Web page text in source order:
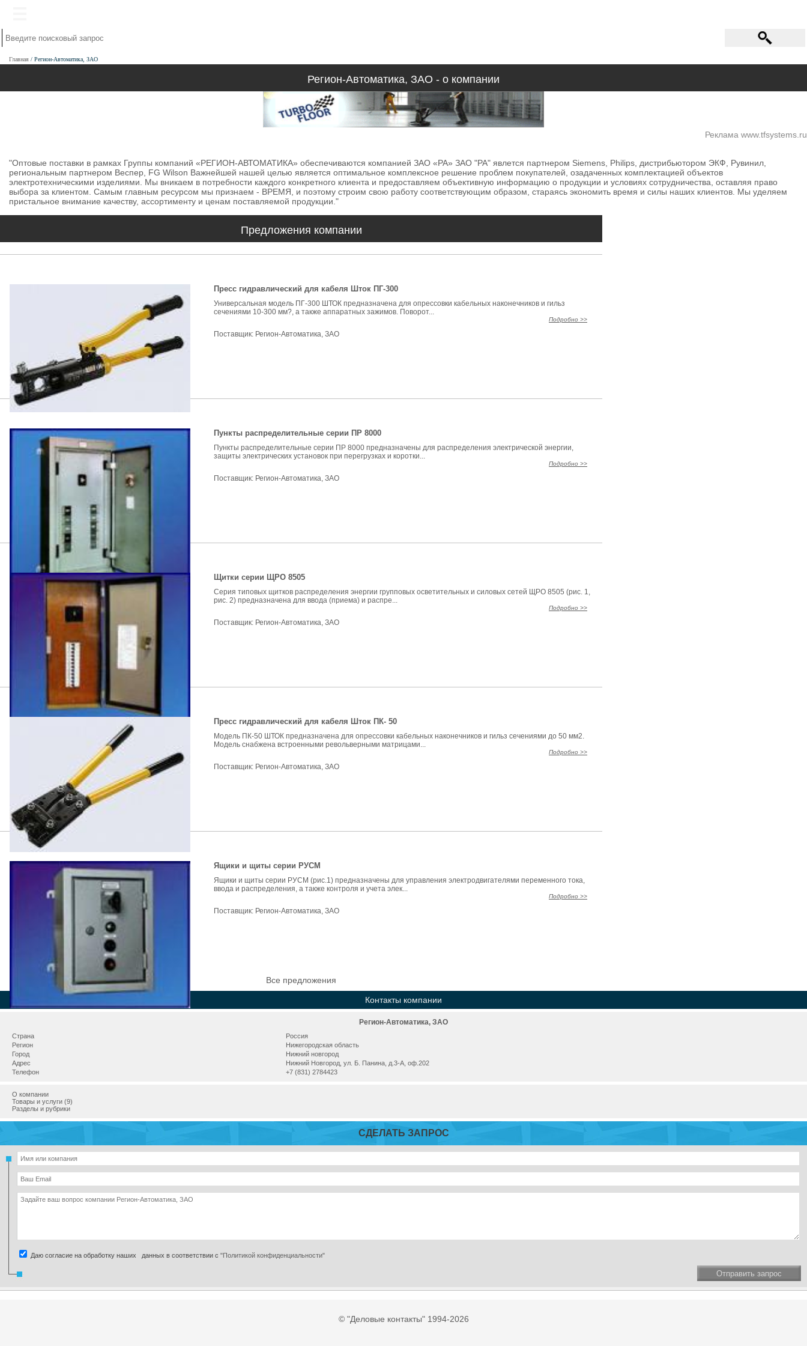
Главная Регион-Автоматика, ЗАО
Регион-Автоматика, ЗАО - о компании
Реклама www.tfsystems.ru
"Оптовые поставки в рамках Группы компаний «РЕГИОН-АВТОМАТИКА» обеспечиваются компанией ЗАО «РА» ЗАО "РА" явлется партнером Siemens, Philips, дистрибьютором ЭКФ, Рувинил,
региональным партнером Веспер, FG Wilson Важнейшей нашей целью является оптимальное комплексное решение проблем покупателей, озадаченных комплектацией объектов
электротехническими изделиями. Мы вникаем в потребности каждого конкретного клиента и предоставляем объективную информацию о продукции и условиях сотрудничества, оставляя право
выбора за клиентом. Самым главным ресурсом мы признаем - ВРЕМЯ, и поэтому строим свою работу соответствующим образом, стараясь экономить время и силы наших клиентов. Мы уделяем
пристальное внимание качеству, ассортименту и ценам поставляемой продукции."
Предложения компании
Пресс гидравлический для кабеля Шток ПГ-300
Универсальная модель ПГ-300 ШТОК предназначена для опрессовки кабельных наконечников и гильз
сечениями 10-300 мм?, а также аппаратных зажимов. Поворот...
Подробно >>
Поставщик: Регион-Автоматика, ЗАО
Пункты распределительные серии ПР 8000
Пункты распределительные серии ПР 8000 предназначены для распределения электрической энергии,
защиты электрических установок при перегрузках и коротки...
Подробно >>
Поставщик: Регион-Автоматика, ЗАО
Щитки серии ЩРО 8505
Серия типовых щитков распределения энергии групповых осветительных и силовых сетей ЩРО 8505 (рис. 1,
рис. 2) предназначена для ввода (приема) и распре...
Подробно >>
Поставщик: Регион-Автоматика, ЗАО
Пресс гидравлический для кабеля Шток ПК- 50
Модель ПК-50 ШТОК предназначена для опрессовки кабельных наконечников и гильз сечениями до 50 мм2.
Модель снабжена встроенными револьверными матрицами...
Подробно >>
Поставщик: Регион-Автоматика, ЗАО
Ящики и щиты серии РУСМ
Ящики и щиты серии РУСМ (рис.1) предназначены для управления электродвигателями переменного тока,
ввода и распределения, а также контроля и учета элек...
Подробно >>
Поставщик: Регион-Автоматика, ЗАО
Все предложения
Контакты компании
Регион-Автоматика, ЗАО
Страна
Россия
Регион
Нижегородская область
Город
Нижний новгород
Адрес
Нижний Новгород, ул. Б. Панина, д.3-А, оф.202
Телефон
+7 (831) 2784423
О компании
Товары и услуги (9)
Разделы и рубрики
СДЕЛАТЬ ЗАПРОС
Даю согласие на обработку наших данных в соответствии с "Политикой конфиденциальности"
Отправить запрос
© "Деловые контакты" 1994-2026